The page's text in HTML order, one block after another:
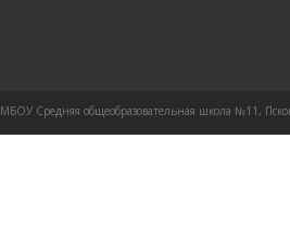
МБОУ Средняя общеобразовательная школа №11,